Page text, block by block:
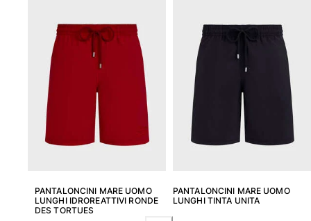
Sciarpe da spiaggia
Vedi tutti i Sciarpe da spiaggia
Accessori Bambini
Cappello per bambini
Asciugamani e Poncho da spiaggia
Vedi tutti i Accessori Bambini
PANTALONCINI MARE UOMO
LUNGHI IDROREATTIVI RONDE
DES TORTUES
PANTALONCINI MARE UOMO
LUNGHI TINTA UNITA